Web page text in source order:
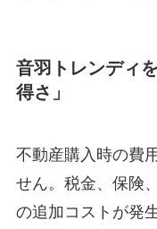
音羽トレンディ
得さ」
不動産購入時の費
せん。税金、保険
の追加コストが発